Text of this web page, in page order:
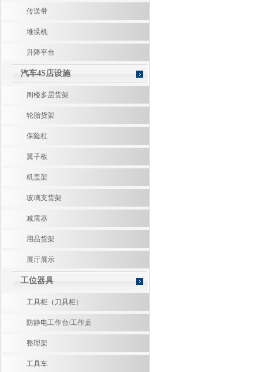
传送带
堆垛机
升降平台
汽车4S店设施
阁楼多层货架
轮胎货架
保险杠
翼子板
机盖架
玻璃支货架
减震器
用品货架
展厅展示
工位器具
工具柜（刀具柜）
防静电工作台/工作桌
整理架
工具车